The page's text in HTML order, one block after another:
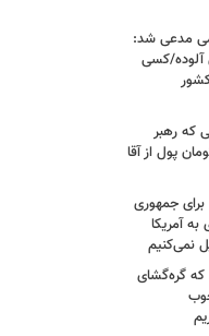
مدعی شد:
آلوده/کسی
که رهبر
خانم ۳۰۰ هزار تومان پول از آقا
جمهوری
آمریکا
نمی‌کنیم
که گره‌گشای